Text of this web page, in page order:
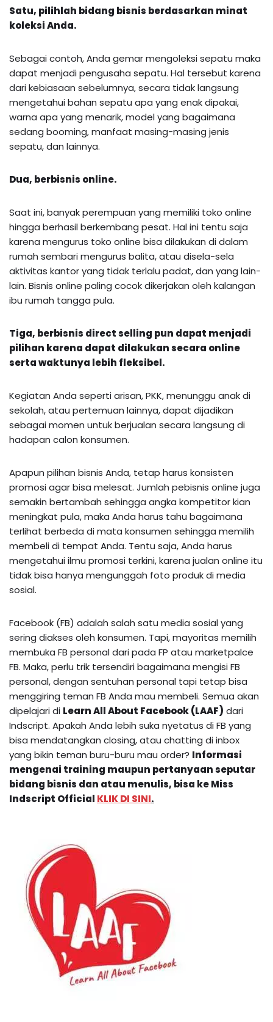
Satu, pilihlah bidang bisnis berdasarkan minat
koleksi Anda.
Sebagai contoh, Anda gemar mengoleksi sepatu maka
dapat menjadi pengusaha sepatu. Hal tersebut karena
dari kebiasaan sebelumnya, secara tidak langsung
mengetahui bahan sepatu apa yang enak dipakai,
warna apa yang menarik, model yang bagaimana
sedang booming, manfaat masing-masing jenis
sepatu, dan lainnya.
Dua, berbisnis online.
Saat ini, banyak perempuan yang memiliki toko online
hingga berhasil berkembang pesat. Hal ini tentu saja
karena mengurus toko online bisa dilakukan di dalam
rumah sembari mengurus balita, atau disela-sela
aktivitas kantor yang tidak terlalu padat, dan yang lain-
lain. Bisnis online paling cocok dikerjakan oleh kalangan
ibu rumah tangga pula.
Tiga, berbisnis direct selling pun dapat menjadi
pilihan karena dapat dilakukan secara online
serta waktunya lebih fleksibel.
Kegiatan Anda seperti arisan, PKK, menunggu anak di
sekolah, atau pertemuan lainnya, dapat dijadikan
sebagai momen untuk berjualan secara langsung di
hadapan calon konsumen.
Apapun pilihan bisnis Anda, tetap harus konsisten
promosi agar bisa melesat. Jumlah pebisnis online juga
semakin bertambah sehingga angka kompetitor kian
meningkat pula, maka Anda harus tahu bagaimana
terlihat berbeda di mata konsumen sehingga memilih
membeli di tempat Anda. Tentu saja, Anda harus
mengetahui ilmu promosi terkini, karena jualan online itu
tidak bisa hanya mengunggah foto produk di media
sosial.
Facebook (FB) adalah salah satu media sosial yang
sering diakses oleh konsumen. Tapi, mayoritas memilih
membuka FB personal dari pada FP atau marketpalce
FB. Maka, perlu trik tersendiri bagaimana mengisi FB
personal, dengan sentuhan personal tapi tetap bisa
menggiring teman FB Anda mau membeli. Semua akan
dipelajari di Learn All About Facebook (LAAF) dari
Indscript. Apakah Anda lebih suka nyetatus di FB yang
bisa mendatangkan closing, atau chatting di inbox
yang bikin teman buru-buru mau order? Informasi
mengenai training maupun pertanyaan seputar
bidang bisnis dan atau menulis, bisa ke Miss
Indscript Official KLIK DI SINI.